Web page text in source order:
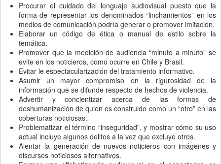
Procurar el cuidado del lenguaje audiovisual puesto que la
forma de representar los denominados “linchamientos” en los
medios de comunicación podría generar o promover imitación.
Elaborar un código de ética o manual de estilo sobre la
temática.
Promover que la medición de audiencia “minuto a minuto” se
evite en los noticieros, como ocurre en Chile y Brasil.
Evitar le espectacularización del tratamiento informativo.
Asumir un mayor compromiso en la rigurosidad de la
información que se difunde respecto de hechos de violencia.
Advertir y concientizar acerca de las formas de
deshumanización de quien es construido como un “otro” en las
coberturas noticiosas.
Problematizar el término “inseguridad”, y mostrar cómo su uso
actual incluye algunos delitos a la vez que excluye otros.
Alentar la generación de nuevos noticieros con imágenes y
discursos noticiosos alternativos.